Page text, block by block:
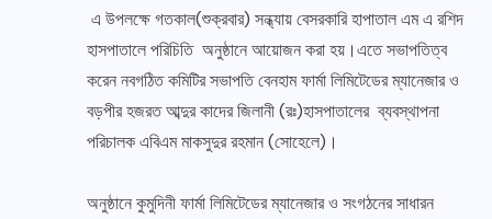
এ উপলক্ষে গতকাল(শুক্রবার) সন্ধ্যায় বেসরকারি হাপাতাল এম এ রশিদ
হাসপাতালে পরিচিতি অনুষ্ঠানে আয়োজন করা হয়।এতে সভাপতিত্ব
করেন নবগঠিত কমিটির সভাপতি বেনহাম ফার্মা লিমিটেডের ম্যানেজার ও
বড়পীর হজরত আব্দুর কাদের জিলানী (রঃ)হাসপাতালের ব্যবস্থাপনা
পরিচালক এবিএম মাকসুদুর রহমান (সোহেলে)।
অনুষ্ঠানে কুমুদিনী ফার্মা লিমিটেডের ম্যানেজার ও সংগঠনের সাধারন